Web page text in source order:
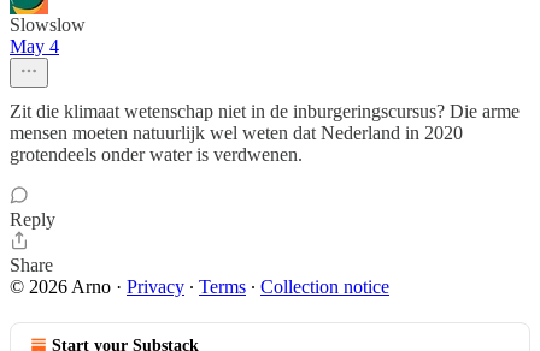
Slowslow
May 4
Zit die klimaat wetenschap niet in de inburgeringscursus? Die arme
mensen moeten natuurlijk wel weten dat Nederland in 2020
grotendeels onder water is verdwenen.
Reply
Share
© 2026 Arno · Privacy ∙ Terms ∙ Collection notice
Start your Substack